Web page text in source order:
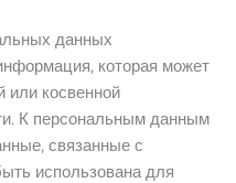
данных
которая может
или косвенной
К персональным данным
связанные с
использована для